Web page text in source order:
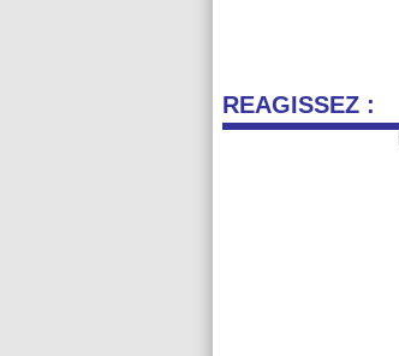
REAGISSEZ :